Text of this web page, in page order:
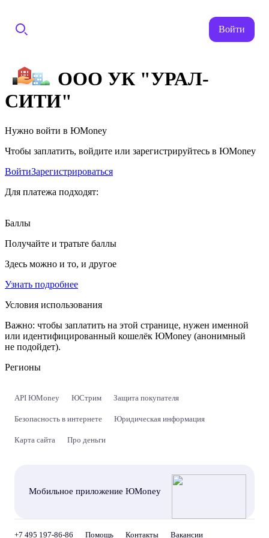
Войти
ООО УК "УРАЛ-
СИТИ"
Нужно войти в ЮMoney
Чтобы заплатить, войдите или зарегистрируйтесь в ЮMoney
ВойтиЗарегистрироваться
Для платежа подходят:
Баллы
Получайте и тратьте баллы
Здесь можно и то, и другое
Узнать подробнее
Условия использования
Важно: чтобы заплатить на этой странице, нужен именной
или идентифицированный кошелёк ЮMoney (анонимный
не подойдет).
Регионы
API ЮMoney ЮСтрим Защита покупателя
Безопасность в интернете Юридическая информация
Карта сайта Про деньги
Мобильное приложение ЮMoney
+7 495 197-86-86 Помощь Контакты Вакансии